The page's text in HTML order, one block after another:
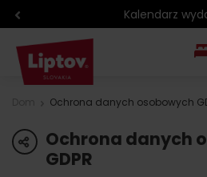
Kalendarz
Ochrona danych osobowych
share
Ochrona danych
GDPR